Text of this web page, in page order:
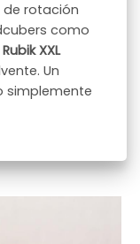
de rotación
como
XXL
Un
simplemente